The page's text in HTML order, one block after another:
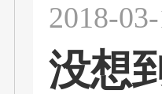
2018-
没想